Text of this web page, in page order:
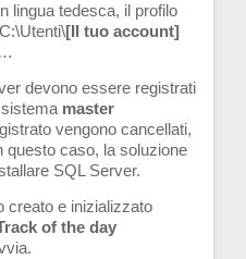
lingua tedesca, il profilo
[Il tuo account]
devono essere registrati
master
vengono cancellati,
questo caso, la soluzione
SQL Server.
creato e inizializzato
of the day